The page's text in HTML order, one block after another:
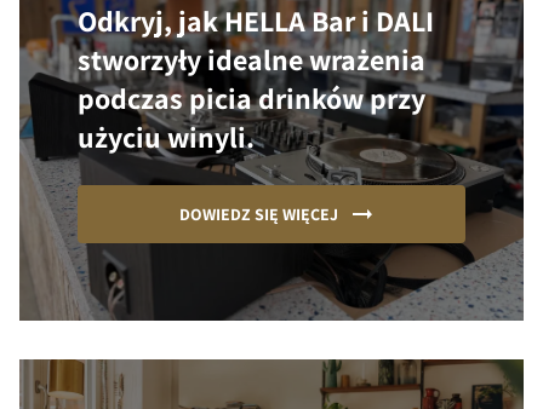
Odkryj, jak HELLA Bar i DALI
stworzyły idealne wrażenia
podczas picia drinków przy
użyciu winyli.
DOWIEDZ SIĘ WIĘCEJ